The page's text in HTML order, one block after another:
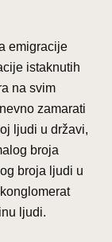
emigracije
istaknutih
na svim
zamarati
ljudi u državi,
broja
broja ljudi u
ljudi.